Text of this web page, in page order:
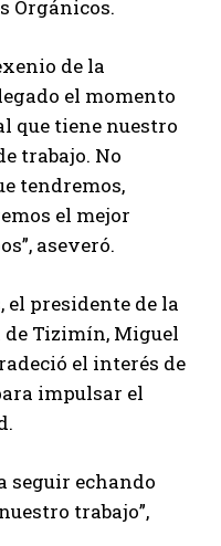
Orgánicos.
de la
el momento
que tiene nuestro
trabajo. No
tendremos,
el mejor
aseveró.
el presidente de la
de Tizimín, Miguel
el interés de
impulsar el
seguir echando
trabajo”,